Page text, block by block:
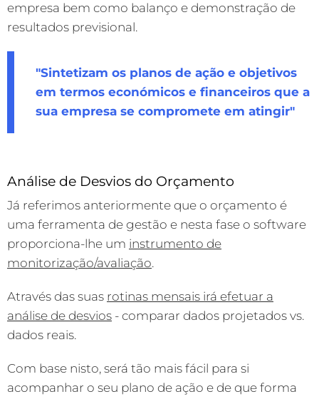
empresa bem como balanço e demonstração de
resultados previsional.
"Sintetizam os planos de ação e objetivos
em termos económicos e financeiros que a
sua empresa se compromete em atingir"
Análise de Desvios do Orçamento
Já referimos anteriormente que o orçamento é
uma ferramenta de gestão e nesta fase o software
proporciona-lhe um instrumento de
monitorização/avaliação.
Através das suas rotinas mensais irá efetuar a
análise de desvios - comparar dados projetados vs.
dados reais.
Com base nisto, será tão mais fácil para si
acompanhar o seu plano de ação e de que forma